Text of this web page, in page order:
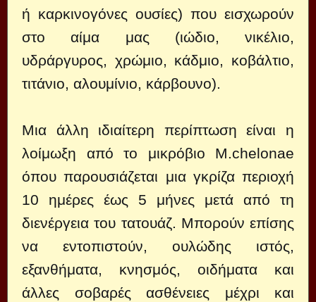
ή καρκινογόνες ουσίες) που εισχωρούν
στο αίμα μας (ιώδιο, νικέλιο,
υδράργυρος, χρώμιο, κάδμιο, κοβάλτιο,
τιτάνιο, αλουμίνιο, κάρβουνο).
Μια άλλη ιδιαίτερη περίπτωση είναι η
λοίμωξη από το μικρόβιο Μ.chelonae
όπου παρουσιάζεται μια γκρίζα περιοχή
10 ημέρες έως 5 μήνες μετά από τη
διενέργεια του τατουάζ. Μπορούν επίσης
να εντοπιστούν, ουλώδης ιστός,
εξανθήματα, κνησμός, οιδήματα και
άλλες σοβαρές ασθένειες μέχρι και